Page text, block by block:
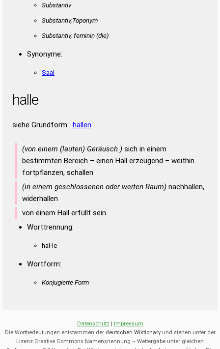
Substantiv
Substantiv,Toponym
Substantiv, feminin(die)
Synonyme:
Saal
halle
siehe Grundform : hallen
(von einem (lauten) Geräusch ) sich in einem
bestimmten Bereich – einen Hall erzeugend – weithin
fortpflanzen, schallen
(in einem geschlossenen oder weiten Raum) nachhallen,
widerhallen
von einem Hall erfüllt sein
Worttrennung:
hal·le
Wortform:
Konjugierte Form
Datenschutz| Impressum
Die Wortbedeutungen entstammen der deutschen Wiktionaryund stehen unter der
Lizenz Creative Commons Namensnennung – Weitergabe unter gleichen